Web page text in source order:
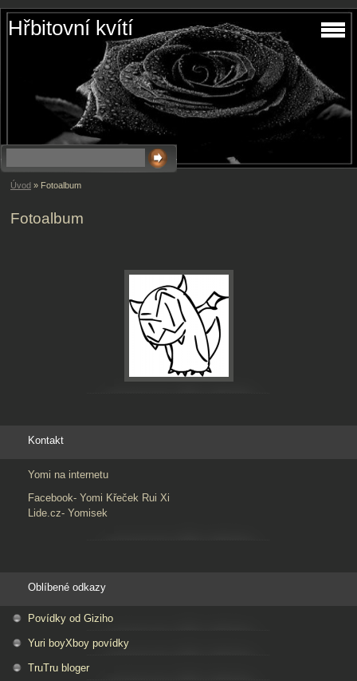
Hřbitovní kvítí
Úvod » Fotoalbum
Fotoalbum
Kontakt
Yomi na internetu
Facebook- Yomi Křeček Rui Xi
Lide.cz- Yomisek
Oblíbené odkazy
Povídky od Giziho
Yuri boyXboy povídky
TruTru bloger